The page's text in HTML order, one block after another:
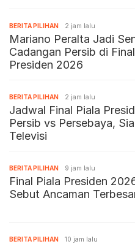
BERITA PILIHAN 2 jam lalu
Mariano Peralta Jadi
Cadangan Persib di
Presiden 2026
BERITA PILIHAN 2 jam lalu
Jadwal Final Piala
Persib vs Persebaya,
Televisi
BERITA PILIHAN 9 jam lalu
Final Piala Presiden
Sebut Ancaman
BERITA PILIHAN 10 jam lalu